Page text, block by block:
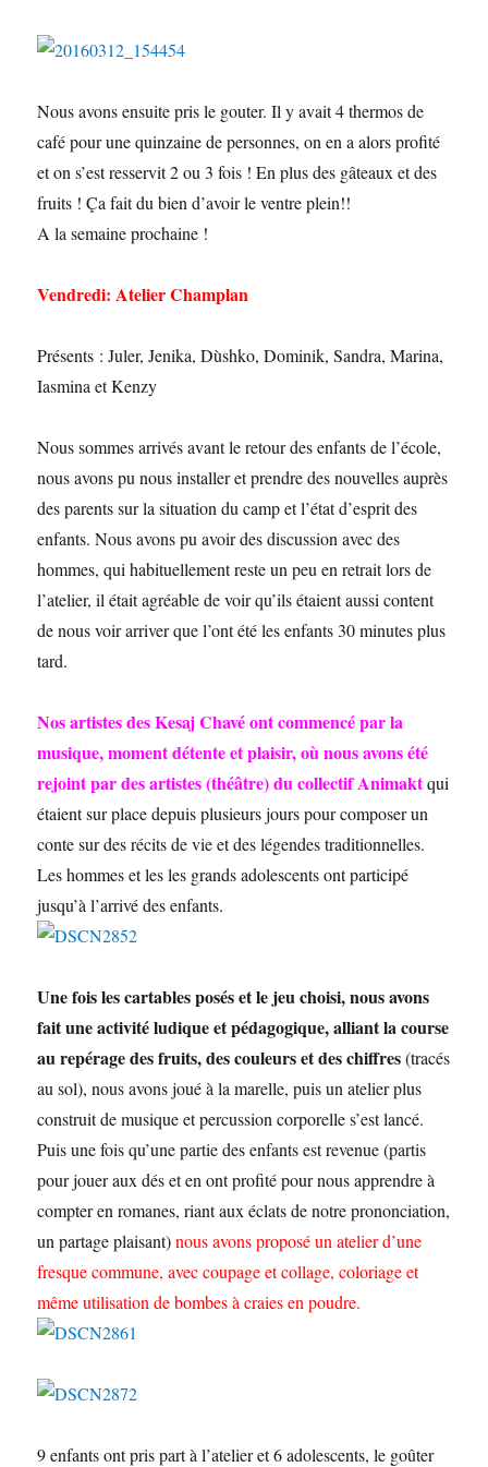
Nous avons ensuite pris le gouter. Il y avait 4 thermos de
café pour une quinzaine de personnes, on en a alors profité
et on s’est resservit 2 ou 3 fois ! En plus des gâteaux et des
fruits ! Ça fait du bien d’avoir le ventre plein!!
A la semaine prochaine !
Vendredi: Atelier Champlan
Présents : Juler, Jenika, Dùshko, Dominik, Sandra, Marina,
Iasmina et Kenzy
Nous sommes arrivés avant le retour des enfants de l’école,
nous avons pu nous installer et prendre des nouvelles auprès
des parents sur la situation du camp et l’état d’esprit des
enfants. Nous avons pu avoir des discussion avec des
hommes, qui habituellement reste un peu en retrait lors de
l’atelier, il était agréable de voir qu’ils étaient aussi content
de nous voir arriver que l’ont été les enfants 30 minutes plus
tard.
Nos artistes des Kesaj Chavé ont commencé par la
musique, moment détente et plaisir, où nous avons été
rejoint par des artistes (théâtre) du collectif Animaktqui
étaient sur place depuis plusieurs jours pour composer un
conte sur des récits de vie et des légendes traditionnelles.
Les hommes et les les grands adolescents ont participé
jusqu’à l’arrivé des enfants.
Une fois les cartables posés et le jeu choisi, nous avons
fait une activité ludique et pédagogique, alliant la course
au repérage des fruits, des couleurs et des chiffres(tracés
au sol), nous avons joué à la marelle, puis un atelier plus
construit de musique et percussion corporelle s’est lancé.
Puis une fois qu’une partie des enfants est revenue (partis
pour jouer aux dés et en ont profité pour nous apprendre à
compter en romanes, riant aux éclats de notre prononciation,
un partage plaisant)nous avons proposé un atelier d’une
fresque commune, avec coupage et collage, coloriage et
même utilisation de bombes à craies en poudre.
9 enfants ont pris part à l’atelier et 6 adolescents, le goûter